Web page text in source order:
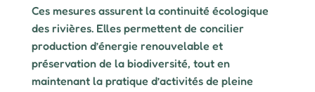
Ces mesures assurent la continuité écologique
des rivières. Elles permettent de concilier
production d’énergie renouvelable et
préservation de la biodiversité, tout en
maintenant la pratique d’activités de pleine